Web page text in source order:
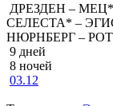
ДРЕЗДЕН –
СЕЛЕСТА* –
НЮРНБЕРГ –
9 дней
8 ночей
03.12